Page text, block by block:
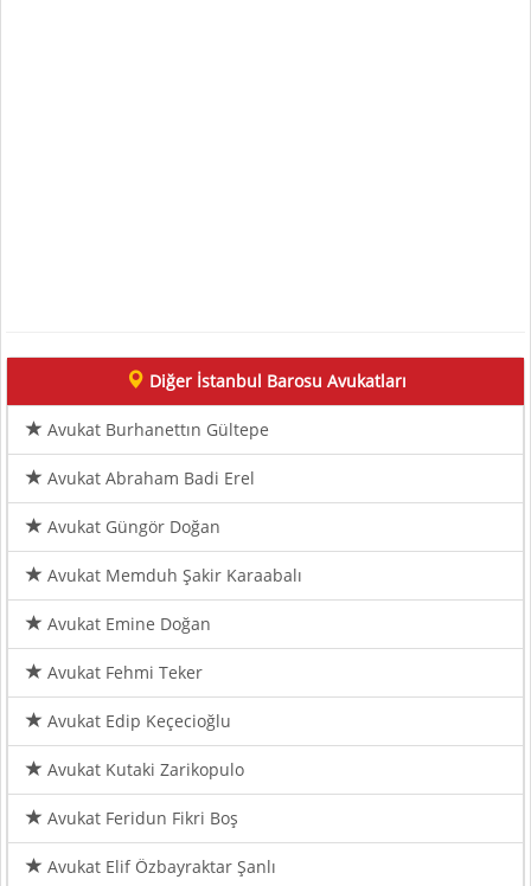
Diğer İstanbul Barosu Avukatları
Avukat Burhanettın Gültepe
Avukat Abraham Badi Erel
Avukat Güngör Doğan
Avukat Memduh Şakir Karaabalı
Avukat Emine Doğan
Avukat Fehmi Teker
Avukat Edip Keçecioğlu
Avukat Kutaki Zarikopulo
Avukat Feridun Fikri Boş
Avukat Elif Özbayraktar Şanlı